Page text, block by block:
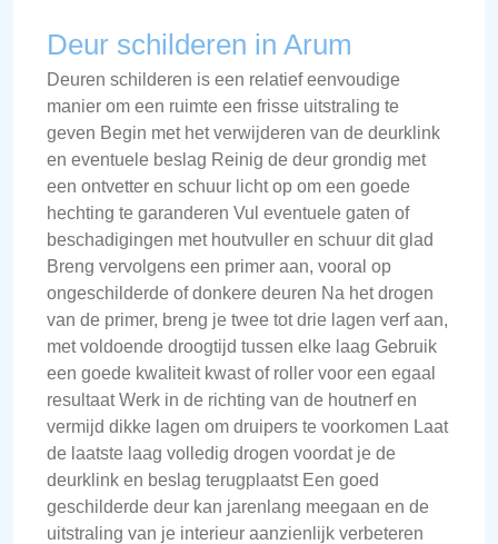
Deur schilderen in Arum
Deuren schilderen is een relatief eenvoudige
manier om een ruimte een frisse uitstraling te
geven Begin met het verwijderen van de deurklink
en eventuele beslag Reinig de deur grondig met
een ontvetter en schuur licht op om een goede
hechting te garanderen Vul eventuele gaten of
beschadigingen met houtvuller en schuur dit glad
Breng vervolgens een primer aan, vooral op
ongeschilderde of donkere deuren Na het drogen
van de primer, breng je twee tot drie lagen verf aan,
met voldoende droogtijd tussen elke laag Gebruik
een goede kwaliteit kwast of roller voor een egaal
resultaat Werk in de richting van de houtnerf en
vermijd dikke lagen om druipers te voorkomen Laat
de laatste laag volledig drogen voordat je de
deurklink en beslag terugplaatst Een goed
geschilderde deur kan jarenlang meegaan en de
uitstraling van je interieur aanzienlijk verbeteren